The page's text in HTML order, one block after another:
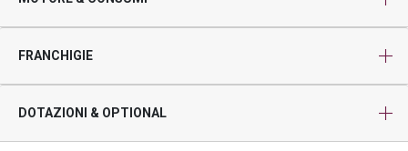
FRANCHIGIE
DOTAZIONI & OPTIONAL